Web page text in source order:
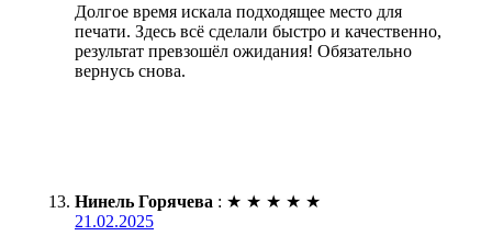
Долгое время искала подходящее место для
печати. Здесь всё сделали быстро и качественно,
результат превзошёл ожидания! Обязательно
вернусь снова.
Нинель Горячева : ★ ★ ★ ★ ★
21.02.2025